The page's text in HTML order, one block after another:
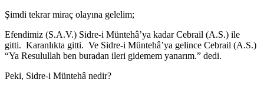
Şimdi tekrar miraç olayına gelelim;
Efendimiz (S.A.V.) Sidre-i Müntehâ’ya kadar Cebrail (A.S.) ile
gitti. Karanlıkta gitti. Ve Sidre-i Müntehâ’ya gelince Cebrail (A.S.)
“Ya Resulullah ben buradan ileri gidemem yanarım.” dedi.
Peki, Sidre-i Müntehâ nedir?